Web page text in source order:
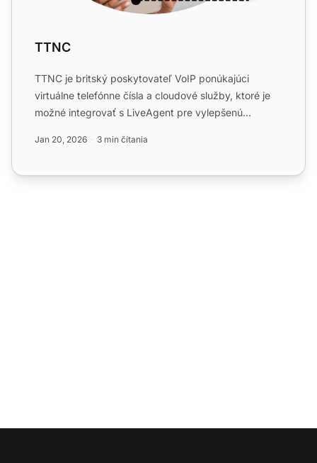
TTNC
TTNC je britský poskytovateľ VoIP ponúkajúci
virtuálne telefónne čísla a cloudové služby, ktoré je
možné integrovať s LiveAgent pre vylepšenú
Jan 20, 2026 3 min čítania